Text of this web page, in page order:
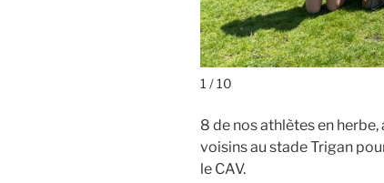
1 / 10
8 de nos athlètes en
voisins au stade Trigan
le CAV.